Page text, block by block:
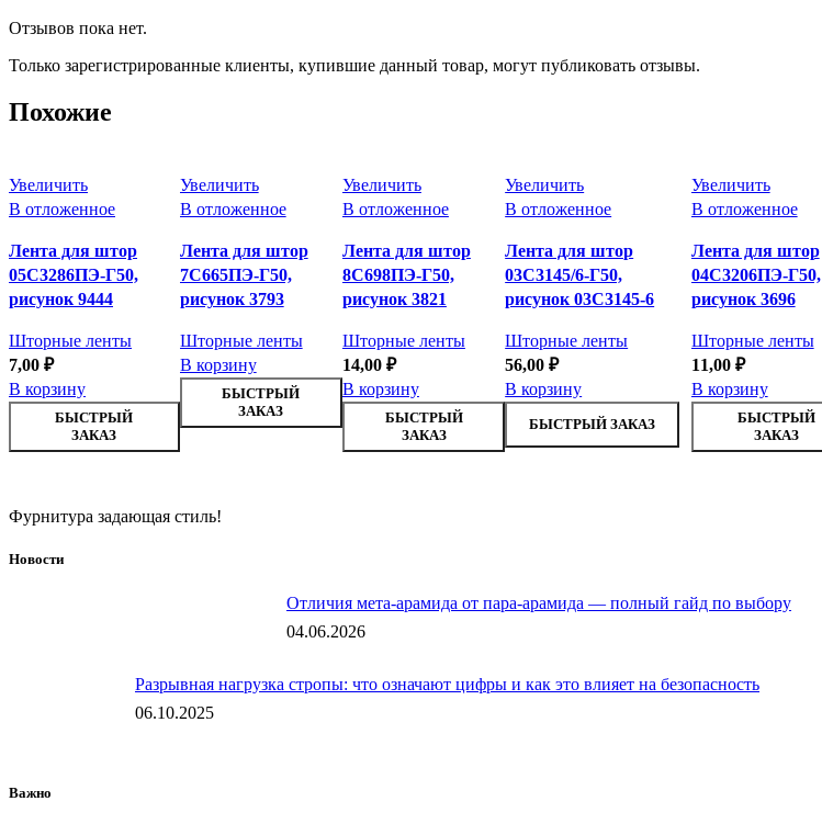
Отзывов пока нет.
Только зарегистрированные клиенты, купившие данный товар, могут публиковать отзывы.
Похожие
Увеличить
В отложенное
Лента для штор
05С3286ПЭ-Г50,
рисунок 9444
Шторные ленты
7,00 ₽
В корзину
БЫСТРЫЙ
ЗАКАЗ
Увеличить
В отложенное
Лента для штор
7С665ПЭ-Г50,
рисунок 3793
Шторные ленты
В корзину
БЫСТРЫЙ
ЗАКАЗ
Увеличить
В отложенное
Лента для штор
8С698ПЭ-Г50,
рисунок 3821
Шторные ленты
14,00 ₽
В корзину
БЫСТРЫЙ
ЗАКАЗ
Увеличить
В отложенное
Лента для штор
03С3145/6-Г50,
рисунок 03С3145-6
Шторные ленты
56,00₽
В корзину
БЫСТРЫЙ ЗАКАЗ
Увеличить
В отложенное
Лента для штор
04С3206ПЭ-Г50,
рисунок 3696
Шторные ленты
11,00 ₽
В корзину
БЫСТРЫЙ
ЗАКАЗ
Фурнитура задающая стиль!
Новости
Отличия мета-арамида от пара-арамида — полный гайд по выбору
04.06.2026
Разрывная нагрузка стропы: что означают цифры и как это влияет на безопасность
06.10.2025
Важно